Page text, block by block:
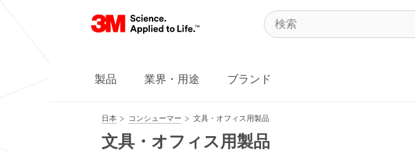
製品 業界・用途 ブランド
日本 コンシューマー 文具・オフィス用製品
文具・オフィス用製品